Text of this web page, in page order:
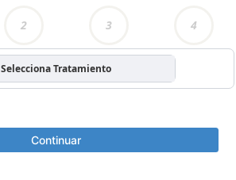
2 3 4
Selecciona Tratamiento
Continuar